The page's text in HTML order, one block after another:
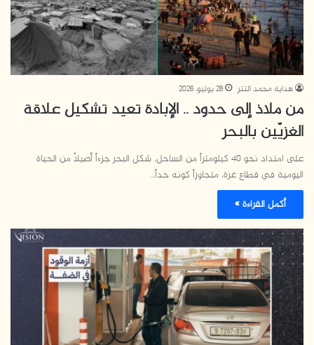
هداية محمد التتر 28 يوليو، 2026
من ملاذ إلى حدود .. الإبادة تعيد تشكيل علاقة
الغزيّين بالبحر
على امتداد نحو 40 كيلومتراً من الساحل، شكل البحر جزءاً أصيلاً من الحياة
اليومية في قطاع غزة، متجاوزاً كونه حداً…
أكمل القراءة »